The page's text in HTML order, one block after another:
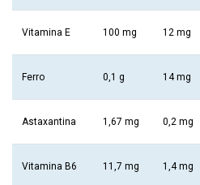
Vitamina E 100 mg 12 mg
Ferro 0,1 g 14 mg
Astaxantina 1,67 mg 0,2 mg
Vitamina B6 11,7 mg 1,4 mg